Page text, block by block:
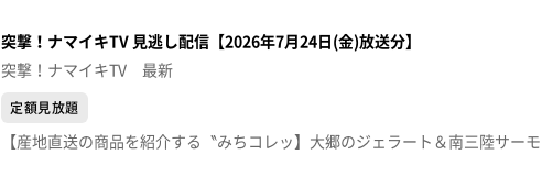
突撃！ナマイキTV 見逃し配信【2026年7月24日(金)放送分】
突撃！ナマイキTV 最新
定額見放題